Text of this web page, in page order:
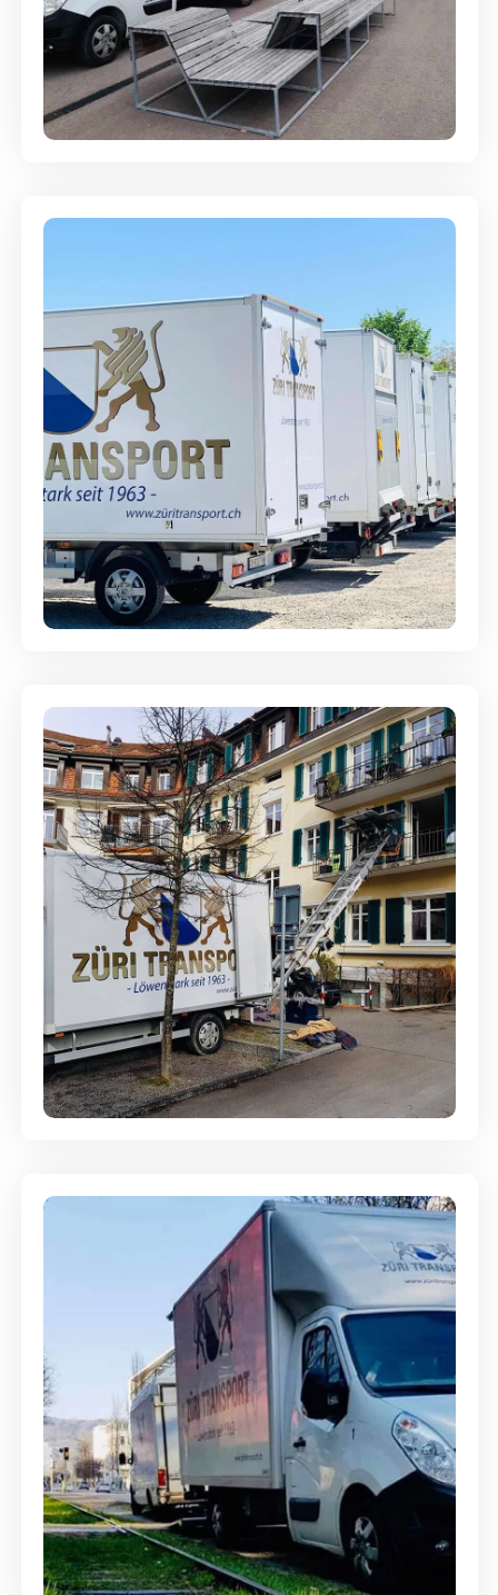
Umzugsreinigung - mit
Abgabegarantie
Möbellagerung - Alles sicher
aufbewahrt
Entsorgung & Räumung
Ein- und Auspackservice